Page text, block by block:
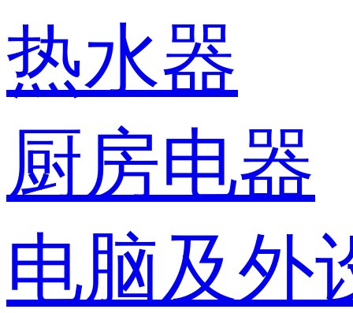
热水器
厨房电器
电脑及外